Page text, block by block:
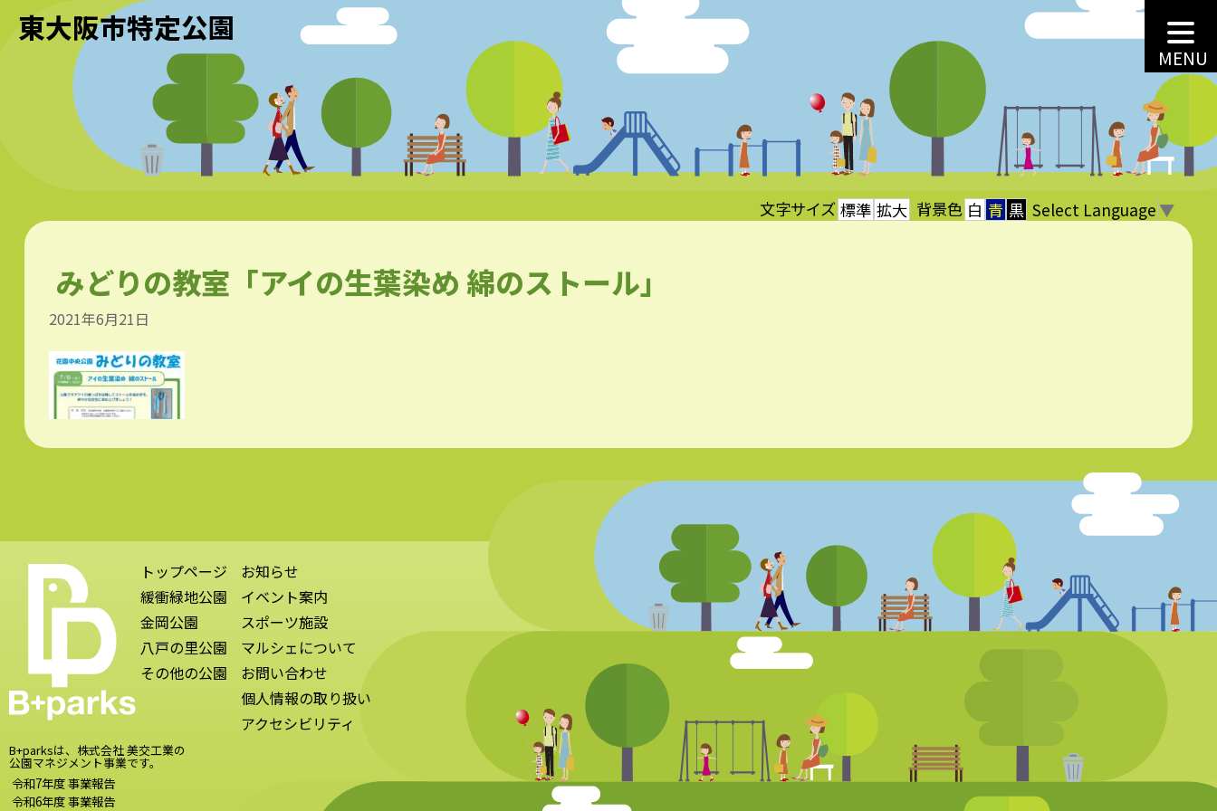
東大阪市特定公園
MENU
文字サイズ 標準 拡大 背景色 白 青 黒 Select Language ▼
みどりの教室「アイの生葉染め 綿のストール」
2021年6月21日
トップページ
緩衝緑地公園
金岡公園
八戸の里公園
その他の公園
お知らせ
イベント案内
スポーツ施設
マルシェについて
お問い合わせ
個人情報の取り扱い
アクセシビリティ
B+parksは、株式会社 美交工業の
公園マネジメント事業です。
令和7年度 事業報告
令和6年度 事業報告